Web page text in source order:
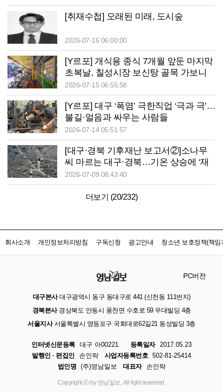
[취재수첩] 오래된 미래, 도시숲
2026-07-16 06:00:00
[Y르포] 개식용 종식 7개월 앞둔 마지막
초복날, 칠성시장 보신탕 골목 가보니
2026-07-15 06:55:58
[Y르포] 대구 ‘폭염’ 극한직업 ‘극과 극’…
불길·얼음과 싸우는 사람들
2026-07-14 05:51:57
[대구·경북 기후재난 보고서②]소나무
씨 마르는 대구·경북…기온 상승에 ‘재
선충’이 남긴 ‘붉은 죽음’
2026-07-09 08:43:40
더보기 (20/232)
회사소개 개인정보처리방침 구독신청 광고안내 청소년 보호정책(책임
PC버전
대구본사대구광역시 동구 동대구로 441 (신천동 111번지)
경북본사경상북도 안동시 풍천면 수호로 59 우대빌딩 4층
서울지사서울특별시 영등포구 국회대로62길21 동성빌딩 3층
인터넷신문등록 대구 아00221 등록일자
2017.05.23
발행인 · 편집인
손인락 사업자등록번호 502-81-25414
법인명 (주)영남일보 대표자 손인락
Copyright ⓒ by 영남일보, All right reserved.